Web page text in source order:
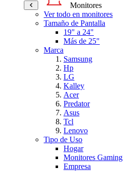
Monitores
Ver todo en monitores
Tamaño de Pantalla
19" a 24"
Más de 25"
Marca
Samsung
Hp
LG
Kalley
Acer
Predator
Asus
Tcl
Lenovo
Tipo de Uso
Hogar
Monitores Gaming
Empresa